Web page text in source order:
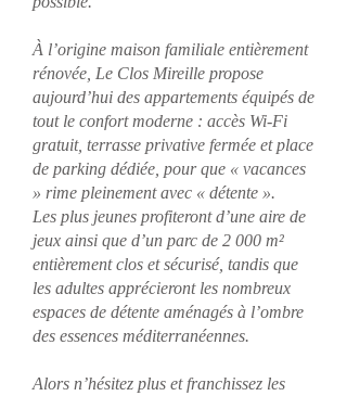
À l’origine maison familiale entièrement
rénovée, Le Clos Mireille propose
aujourd’hui des appartements équipés de
tout le confort moderne : accès Wi-Fi
gratuit, terrasse privative fermée et place
de parking dédiée, pour que « vacances
» rime pleinement avec « détente ».
Les plus jeunes profiteront d’une aire de
jeux ainsi que d’un parc de 2 000 m²
entièrement clos et sécurisé, tandis que
les adultes apprécieront les nombreux
espaces de détente aménagés à l’ombre
des essences méditerranéennes.
Alors n’hésitez plus et franchissez les